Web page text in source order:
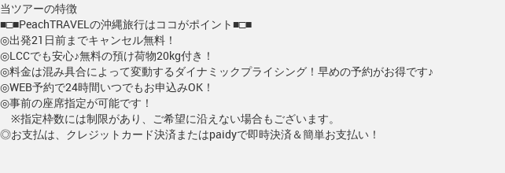
当ツアーの特徴
■□■PeachTRAVELの沖縄旅行はココがポイント■□■
◎出発21日前までキャンセル無料！
◎LCCでも安心♪無料の預け荷物20kg付き！
◎料金は混み具合によって変動するダイナミックプライシング！早めの予約がお得です♪
◎WEB予約で24時間いつでもお申込みOK！
◎事前の座席指定が可能です！
※指定枠数には制限があり、ご希望に沿えない場合もございます。
◎お支払は、クレジットカード決済またはpaidyで即時決済＆簡単お支払い！